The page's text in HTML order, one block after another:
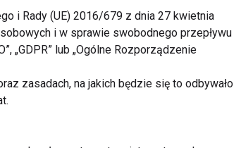
i Rady (UE) 2016/679 z dnia 27 kwietnia
i w sprawie swobodnego przepływu
„GDPR” lub „Ogólne Rozporządzenie
zasadach, na jakich będzie się to odbywało